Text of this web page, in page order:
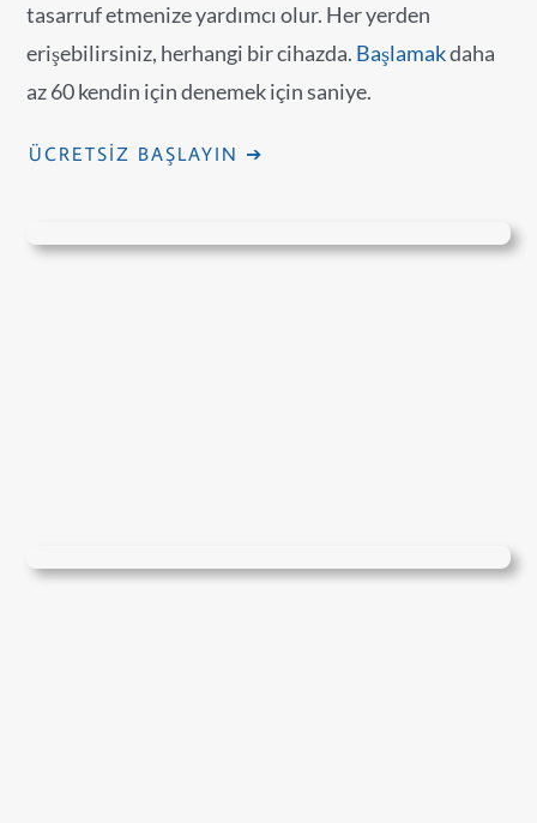
tasarruf etmenize yardımcı olur. Her yerden
erişebilirsiniz, herhangi bir cihazda. Başlamakdaha
az 60 kendin için denemek için saniye.
ÜCRETSIZ BAŞLAYIN ➔